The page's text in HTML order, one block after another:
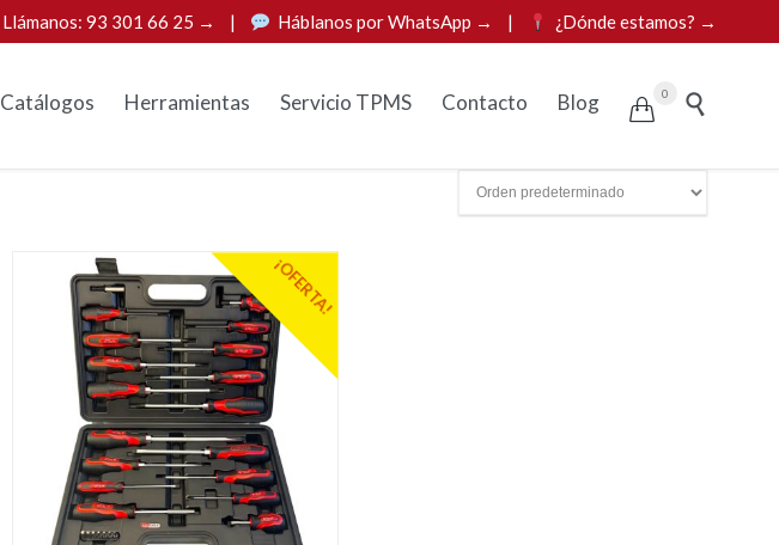
Llámanos: 93 301 66 25 → | Háblanos por WhatsApp → | ¿Dónde estamos? →
Skip
to
Catálogos Herramientas Servicio TPMS Contacto Blog 
0 
¡OFERTA!